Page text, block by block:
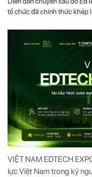
Diễn đàn chuyên sâu do
tổ chức đã chính thức khép
VIỆT NAM EDTECH
lực Việt Nam trong kỷ